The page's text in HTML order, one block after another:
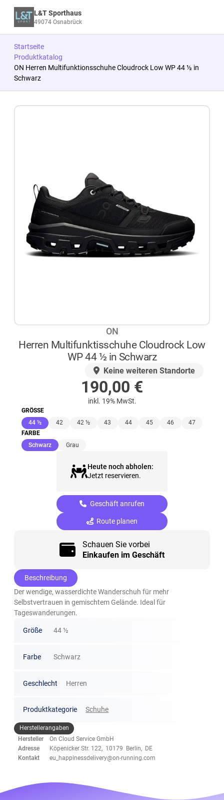
L&T Sporthaus
49074 Osnabrück
Startseite
Produktkatalog
ON Herren Multifunktionsschuhe Cloudrock Low WP 44 ½ in
Schwarz
ON
Herren Multifunktisschuhe Cloudrock Low
WP 44 ½ in Schwarz
Keine weiteren Standorte
190,00 €
inkl. 19% MwSt.
GRÖSSE
44 ½(ausgewählt)
42 42 ½ 43 44 45 46
47
FARBE
Schwarz(ausgewählt)
Grau
Heute noch abholen:
Jetzt reservieren.
Geschäft anrufen
Route planen
Schauen Sie vorbei
Einkaufen im Geschäft
Beschreibung
Der wendige, wasserdichte Wanderschuh für mehr
Selbstvertrauen in gemischtem Gelände. Ideal für
Tageswanderungen.
Größe 44 ½
Farbe Schwarz
Geschlecht Herren
Produktkategorie Schuhe
Herstellerangaben
Hersteller
On Cloud Service GmbH
Adresse
Köpenicker Str. 122, 10179 Berlin, DE
Kontakt
eu_happinessdelivery@on-running.com